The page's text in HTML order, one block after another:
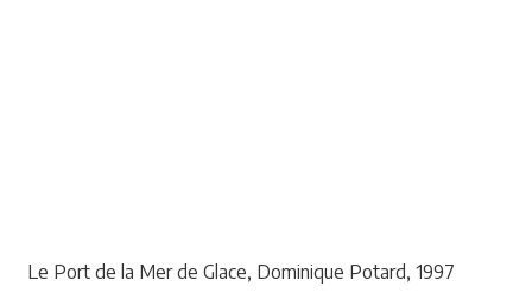
Le Port de la Mer de Glace, Dominique Potard, 1997